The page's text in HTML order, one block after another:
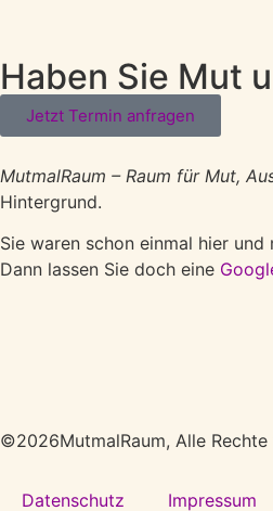
Haben Sie Mut
Jetzt Termin anfragen
MutmalRaum – Raum für Mut,
Hintergrund.
Sie waren schon einmal hier
Dann lassen Sie doch eine
©2026MutmalRaum, Alle
Datenschutz Impressum